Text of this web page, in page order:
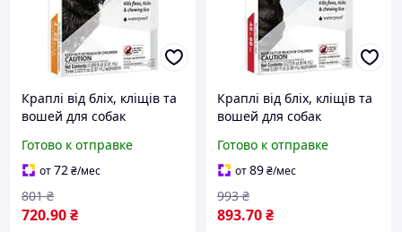
Краплі від бліх, кліщів та
вошей для собак
0,67 мл, 3 шт./уп.
Готово к отправке
от72₴/мес
720.90₴
801 ₴
Краплі від бліх, кліщів та
вошей для собак
2,68 мл, 3 шт./уп.
Готово к отправке
от89₴/мес
893.70₴
993 ₴